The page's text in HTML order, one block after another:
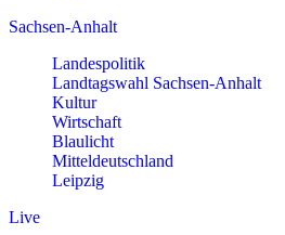
Sachsen-Anhalt
Landespolitik
Landtagswahl Sachsen-Anhalt
Kultur
Wirtschaft
Blaulicht
Mitteldeutschland
Leipzig
Live